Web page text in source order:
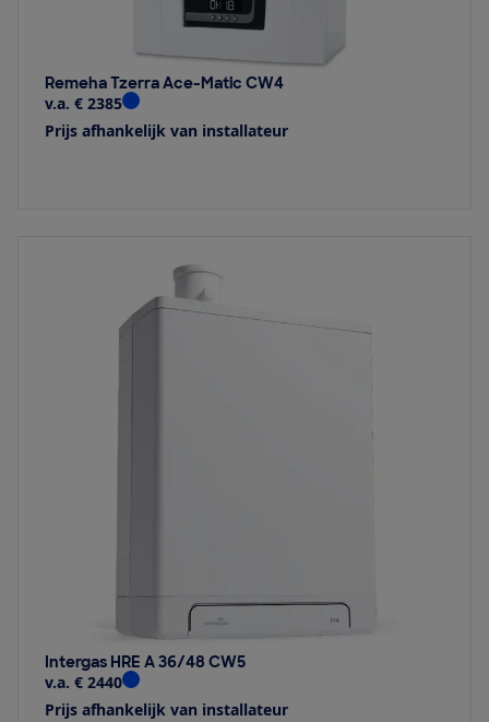
Remeha Tzerra Ace-Matic CW4
v.a. € 2385
Prijs afhankelijk van installateur
Intergas HRE A 36/48 CW5
v.a. € 2440
Prijs afhankelijk van installateur